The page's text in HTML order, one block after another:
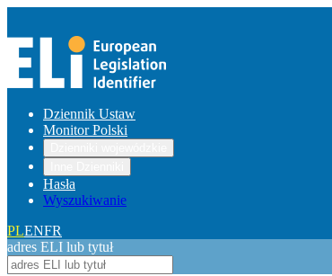
Dziennik Ustaw
Monitor Polski
Hasła
Wyszukiwanie
PLENFR
adres ELI lub tytuł